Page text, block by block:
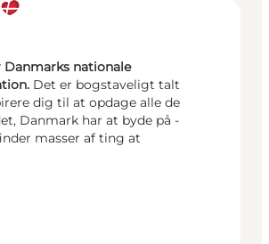
nationale
Det er bogstaveligt talt
dig til at opdage alle de
Danmark har at byde på -
masser af ting at